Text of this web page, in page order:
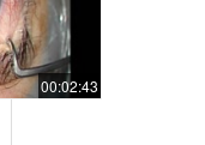
00:02:43